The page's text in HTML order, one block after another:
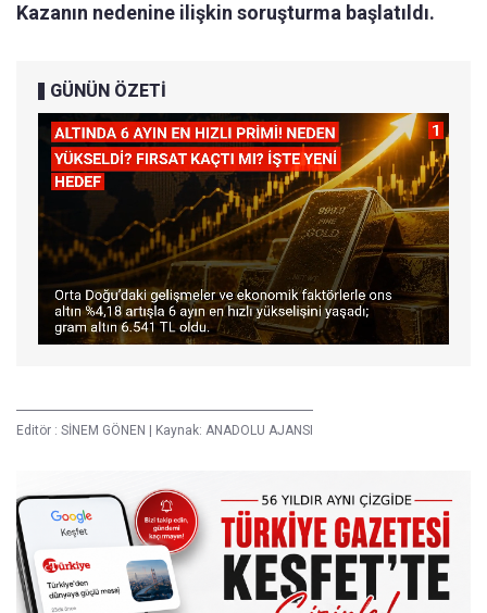
Kazanın nedenine ilişkin soruşturma başlatıldı.
GÜNÜN ÖZETİ
Editör : SİNEM GÖNEN | Kaynak: ANADOLU AJANSI